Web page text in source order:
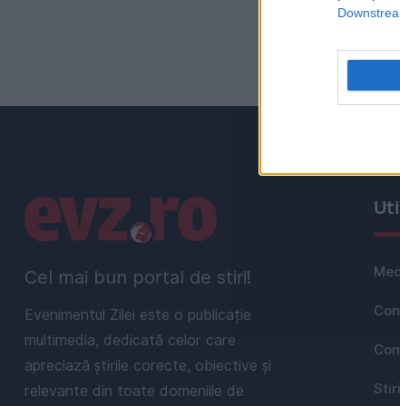
Cel mai bun portal de stiri!
Evenimentul Zilei este o publicație
multimedia, dedicată celor care
apreciază știrile corecte, obiective și
relevante din toate domeniile de
Linkuri utile